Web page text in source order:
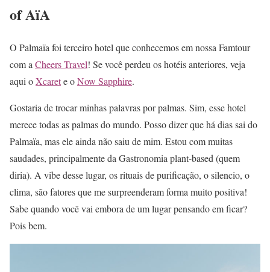
of AïA
O Palmaïa foi terceiro hotel que conhecemos em nossa Famtour
com a Cheers Travel! Se você perdeu os hotéis anteriores, veja
aqui oXcarete oNow Sapphire.
Gostaria de trocar minhas palavras por palmas. Sim, esse hotel
merece todas as palmas do mundo. Posso dizer que há dias sai do
Palmaïa, mas ele ainda não saiu de mim. Estou com muitas
saudades, principalmente da Gastronomia plant-based (quem
diria). A vibe desse lugar, os rituais de purificação, o silencio, o
clima, são fatores que me surpreenderam forma muito positiva!
Sabe quando você vai embora de um lugar pensando em ficar?
Pois bem.